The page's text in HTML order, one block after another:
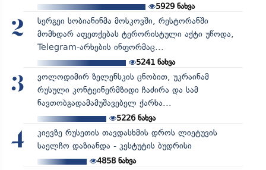
5929 ნახვა
2
სერგეი სობიანინმა მოსკოვში, რესტორანში
მომხდარ აფეთქებას ტერორისტული აქტი უწოდა,
Telegram-არხების ინფორმაც...
5241ნახვა
3
ვოლოდიმირ ზელენსკის ცნობით, უკრაინამ
რუსული კონტეინერმზიდი ჩაძირა და სამ
ნავთობგადამამუშავებელ ქარხა...
5226ნახვა
4
კიევზე რუსეთის თავდასხმის დროს ლიეტუვის
საელჩო დაზიანდა - კესტუტის ბუდრისი
4858ნახვა